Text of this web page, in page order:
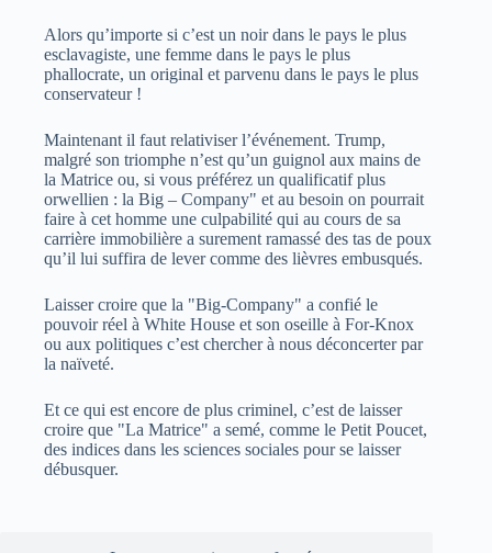
Alors qu’importe si c’est un noir dans le pays le plus
esclavagiste, une femme dans le pays le plus
phallocrate, un original et parvenu dans le pays le plus
conservateur !
Maintenant il faut relativiser l’événement. Trump,
malgré son triomphe n’est qu’un guignol aux mains de
la Matrice ou, si vous préférez un qualificatif plus
orwellien : la Big – Company" et au besoin on pourrait
faire à cet homme une culpabilité qui au cours de sa
carrière immobilière a surement ramassé des tas de poux
qu’il lui suffira de lever comme des lièvres embusqués.
Laisser croire que la "Big-Company" a confié le
pouvoir réel à White House et son oseille à For-Knox
ou aux politiques c’est chercher à nous déconcerter par
la naïveté.
Et ce qui est encore de plus criminel, c’est de laisser
croire que "La Matrice" a semé, comme le Petit Poucet,
des indices dans les sciences sociales pour se laisser
débusquer.